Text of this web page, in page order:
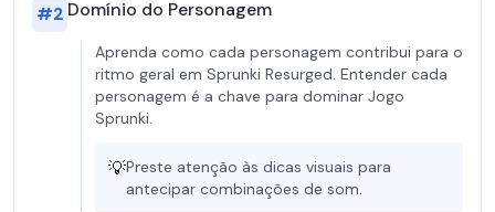
#2 Domínio do Personagem
Aprenda como cada personagem contribui para o
ritmo geral em Sprunki Resurged. Entender cada
personagem é a chave para dominar Jogo
Sprunki.
💡Preste atenção às dicas visuais para
antecipar combinações de som.